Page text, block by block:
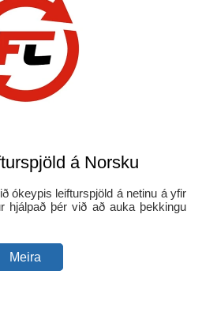
á Norsku
ókeypis leifturspjöld á netinu á yfir
hjálpað þér við að auka þekkingu
Meira